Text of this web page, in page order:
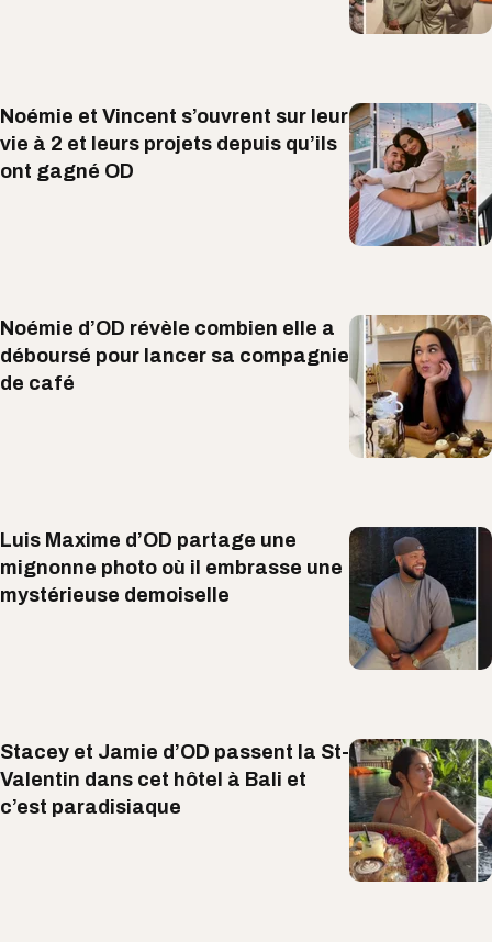
Noémie et Vincent s’ouvrent sur leur
vie à 2 et leurs projets depuis qu’ils
ont gagné OD
Noémie d’OD révèle combien elle a
déboursé pour lancer sa compagnie
de café
Luis Maxime d’OD partage une
mignonne photo où il embrasse une
mystérieuse demoiselle
Stacey et Jamie d’OD passent la St-
Valentin dans cet hôtel à Bali et
c’est paradisiaque